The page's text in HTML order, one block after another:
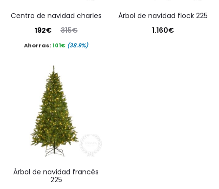
centro de navidad charles
315€
El
precio
era:
315€.
192€
El
precio
Ahorras:101€ (38.9%)
árbol de navidad flock 225
1.160€
árbol de navidad francés
225